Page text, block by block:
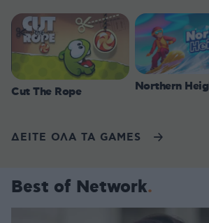
Cut The Rope Northern
ΔΕΙΤΕ ΟΛΑ ΤΑ GAMES
Best of Network